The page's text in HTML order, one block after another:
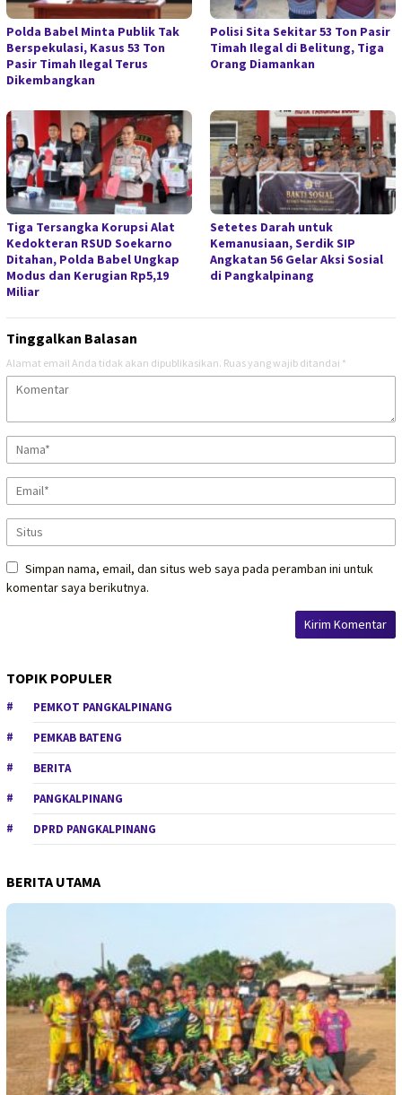
Polda Babel Minta Publik Tak
Berspekulasi, Kasus 53 Ton
Pasir Timah Ilegal Terus
Dikembangkan
Polisi Sita Sekitar 53 Ton Pasir
Timah Ilegal di Belitung, Tiga
Orang Diamankan
Tiga Tersangka Korupsi Alat
Kedokteran RSUD Soekarno
Ditahan, Polda Babel Ungkap
Modus dan Kerugian Rp5,19
Miliar
Setetes Darah untuk
Kemanusiaan, Serdik SIP
Angkatan 56 Gelar Aksi Sosial
di Pangkalpinang
Tinggalkan Balasan
Alamat email Anda tidak akan dipublikasikan. Ruas yang wajib ditandai *
Simpan nama, email, dan situs web saya pada peramban ini untuk
komentar saya berikutnya.
TOPIK POPULER
PEMKOT PANGKALPINANG
PEMKAB BATENG
BERITA
PANGKALPINANG
DPRD PANGKALPINANG
BERITA UTAMA